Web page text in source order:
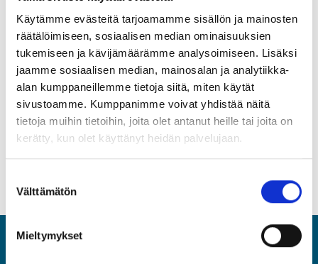
Käytämme evästeitä tarjoamamme sisällön ja mainosten
räätälöimiseen, sosiaalisen median ominaisuuksien
tukemiseen ja kävijämäärämme analysoimiseen. Lisäksi
jaamme sosiaalisen median, mainosalan ja analytiikka-
alan kumppaneillemme tietoja siitä, miten käytät
sivustoamme. Kumppanimme voivat yhdistää näitä
tietoja muihin tietoihin, joita olet antanut heille tai joita on
kerätty, kun olet käyttänyt heidän palvelujaan.
valinta
Välttämätön
Mieltymykset
sukupolvien kanssa tehdään onnistuneesti yhteistyötä.
Tämä webinaari sopii sinulle, jos haluat:
ymmärtää työelämän nuorimpien mielenmaisemaa,
tarpeita ja toiveita työelämälle ja johtamiselle,
saada vinkkejä oman johtamisen kehittämiseen.
Ilmoittaudu Urapalvelut-sivuston kautta